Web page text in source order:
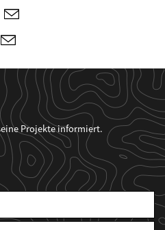
E-
Mail
E-
Projekte informiert.